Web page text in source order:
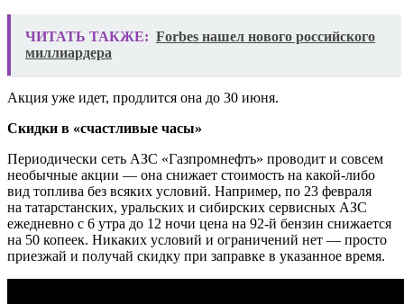
ЧИТАТЬ ТАКЖЕ: Forbes нашел нового российского
миллиардера
Акция уже идет, продлится она до 30 июня.
Скидки в «счастливые часы»
Периодически сеть АЗС «Газпромнефть» проводит и совсем
необычные акции — она снижает стоимость на какой-либо
вид топлива без всяких условий. Например, по 23 февраля
на татарстанских, уральских и сибирских сервисных АЗС
ежедневно с 6 утра до 12 ночи цена на 92-й бензин снижается
на 50 копеек. Никаких условий и ограничений нет — просто
приезжай и получай скидку при заправке в указанное время.